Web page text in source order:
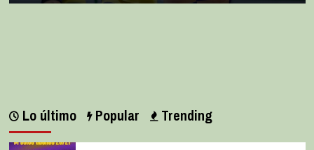
Lo último Popular Trending